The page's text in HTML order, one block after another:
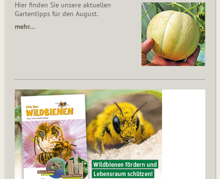
Hier finden Sie unsere aktuellen
Gartentipps für den August.
mehr…